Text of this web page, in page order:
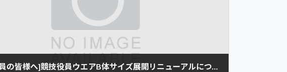
[競技役員の皆様へ]競技役員ウエアB体サイズ展開リニューアルについて